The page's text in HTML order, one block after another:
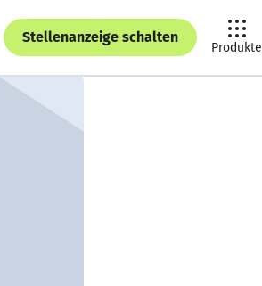
Stellenanzeige schalten
Produkte